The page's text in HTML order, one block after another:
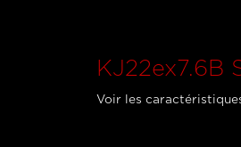
KJ22ex7.6B
Voir les